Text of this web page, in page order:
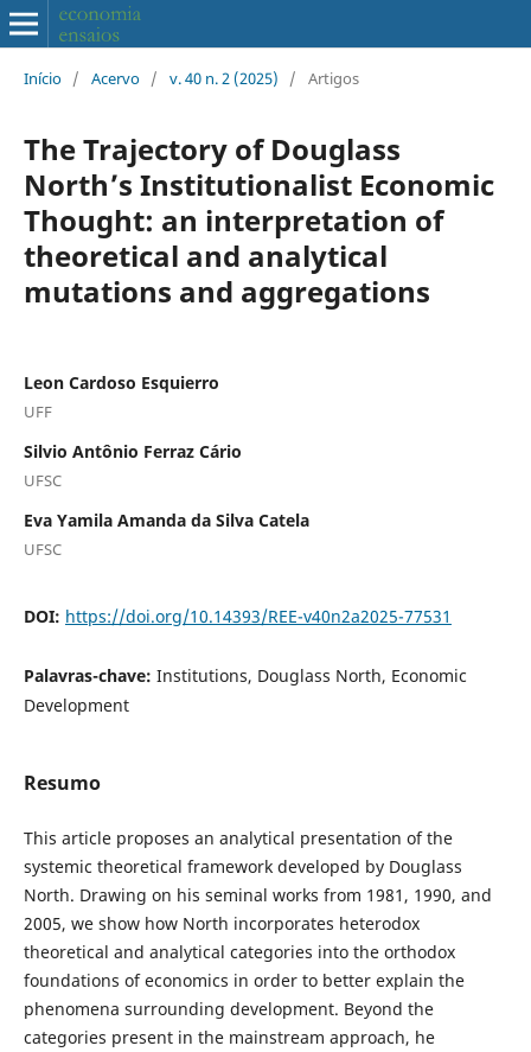
Início / Acervo / v. 40 n. 2 (2025) / Artigos
The Trajectory of Douglass
North’s Institutionalist Economic
Thought: an interpretation of
theoretical and analytical
mutations and aggregations
Leon Cardoso Esquierro
UFF
Silvio Antônio Ferraz Cário
UFSC
Eva Yamila Amanda da Silva Catela
UFSC
DOI: https://doi.org/10.14393/REE-v40n2a2025-77531
Palavras-chave: Institutions, Douglass North, Economic
Development
Resumo
This article proposes an analytical presentation of the
systemic theoretical framework developed by Douglass
North. Drawing on his seminal works from 1981, 1990, and
2005, we show how North incorporates heterodox
theoretical and analytical categories into the orthodox
foundations of economics in order to better explain the
phenomena surrounding development. Beyond the
categories present in the mainstream approach, he